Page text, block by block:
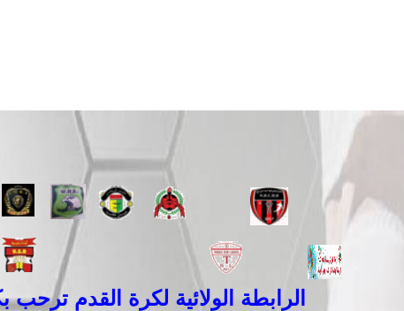
الرابطة الولائية لكرة القدم ترحب بكم